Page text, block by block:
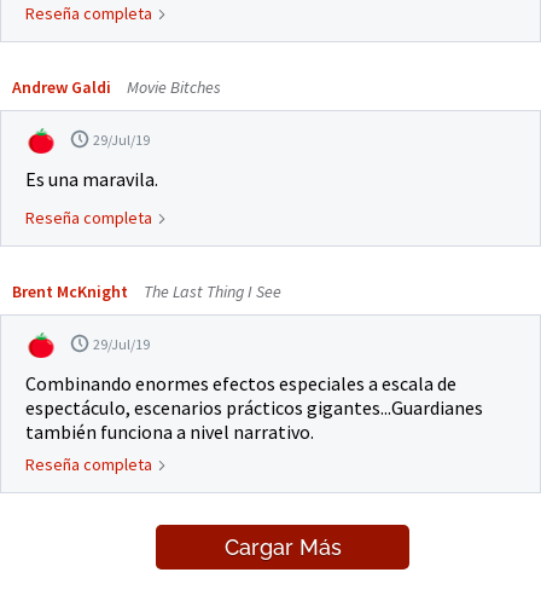
Reseña completa
Andrew Galdi Movie Bitches
29/Jul/19
Es una maravila.
Reseña completa
Brent McKnight The Last Thing I See
29/Jul/19
Combinando enormes efectos especiales a escala de
espectáculo, escenarios prácticos gigantes...Guardianes
también funciona a nivel narrativo.
Reseña completa
Cargar Más